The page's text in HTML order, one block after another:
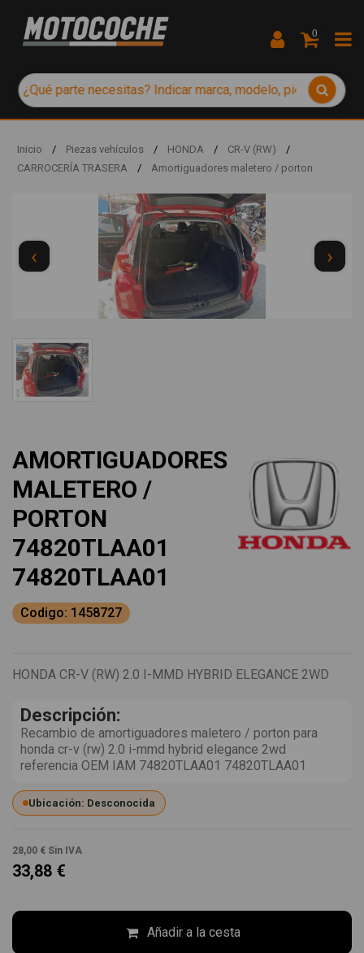
0
Inicio / Piezas vehículos / HONDA / CR-V (RW)
/
CARROCERÍA TRASERA
/ Amortiguadores maletero / porton
‹ ›
AMORTIGUADORES
MALETERO /
PORTON
74820TLAA01
74820TLAA01
Codigo: 1458727
HONDA CR-V (RW) 2.0 I-MMD HYBRID ELEGANCE 2WD
Descripción:
Recambio de amortiguadores maletero / porton para
honda cr-v (rw) 2.0 i-mmd hybrid elegance 2wd
referencia OEM IAM 74820TLAA01 74820TLAA01
Ubicación: Desconocida
28,00 € Sin IVA
33,88 €
Añadir a la cesta